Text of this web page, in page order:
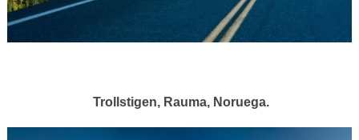
Trollstigen, Rauma, Noruega.